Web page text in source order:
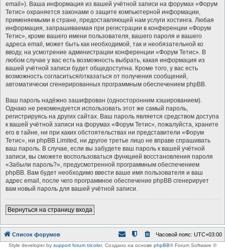
email»). Ваша информация из вашей учётной записи на форумах «Форум
Тетис» охраняется законами о защите компьютерной информации,
применяемыми в стране, предоставляющей нам услуги хостинга. Любая
информация, запрашиваемая при регистрации в конференции «Форум
Тетис», кроме вашего имени пользователя, вашего пароля и вашего
адреса email, может быть как необходимой, так и необязательной ко
вводу, на усмотрение администрации конференции «Форум Тетис». В
любом случае у вас есть возможность выбрать, какая информация из
вашей учётной записи будет общедоступна. Кроме того, у вас есть
возможность согласиться/отказаться от получения сообщений,
автоматически сгенерированных программным обеспечением phpBB.
Ваш пароль надёжно зашифрован (односторонним хэшированием).
Однако не рекомендуется использовать этот же самый пароль,
регистрируясь на других сайтах. Ваш пароль является средством доступа
к вашей учётной записи на форумах «Форум Тетис», пожалуйста, храните
его в тайне, ни при каких обстоятельствах ни представители «Форум
Тетис», ни phpBB Limited, ни другое третье лицо не вправе спрашивать
ваш пароль. В случае, если вы забудете ваш пароль к вашей учётной
записи, вы сможете воспользоваться функцией восстановления пароля
«Забыли пароль?», предусмотренной программным обеспечением
phpBB. Вам будет необходимо ввести ваше имя пользователя и ваш
адрес email, после чего программное обеспечение phpBB сгенерирует
вам новый пароль для вашей учётной записи.
Вернуться на страницу входа
Список форумов Часовой пояс: UTC+03:00
Style developer by support forum tricolor, Создано на основе phpBB® Forum Software ©